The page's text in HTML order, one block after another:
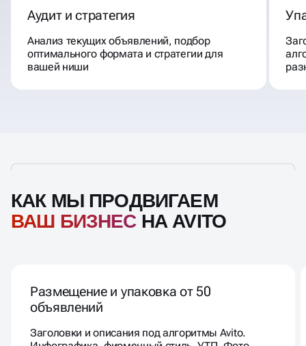
Аудит и стратегия
Анализ текущих объявлений, подбор
оптимального формата и стратегии для
вашей ниши
КАК МЫ ПРОДВИГАЕМ
ВАШ БИЗНЕСНА AVITO
Размещение и упаковка от 50
объявлений
Заголовки и описания под алгоритмы Avito.